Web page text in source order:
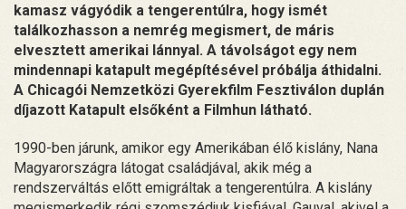
kamasz vágyódik a tengerentúlra, hogy ismét
találkozhasson a nemrég megismert, de máris
elvesztett amerikai lánnyal. A távolságot egy nem
mindennapi katapult megépítésével próbálja áthidalni.
A Chicagói Nemzetközi Gyerekfilm Fesztiválon duplán
díjazott Katapult elsőként a Filmhun látható.
1990-ben járunk, amikor egy Amerikában élő kislány, Nana
Magyarországra látogat családjával, akik még a
rendszerváltás előtt emigráltak a tengerentúlra. A kislány